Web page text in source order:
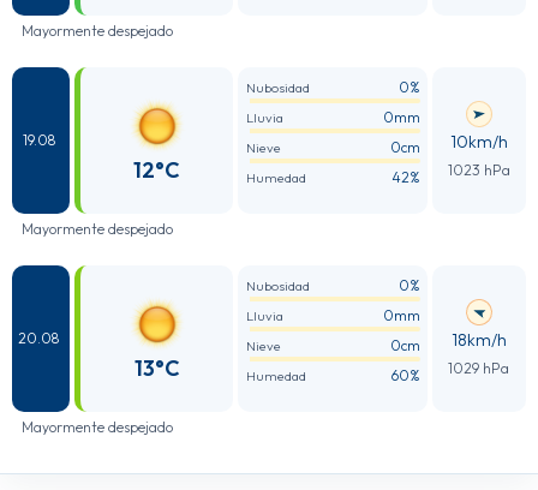
Mayormente despejado
19.08
12°C
Nubosidad 0%
Lluvia 0mm
Nieve 0cm
Humedad 42%
10km/h
1023 hPa
Mayormente despejado
20.08
13°C
Nubosidad 0%
Lluvia 0mm
Nieve 0cm
Humedad 60%
18km/h
1029 hPa
Mayormente despejado